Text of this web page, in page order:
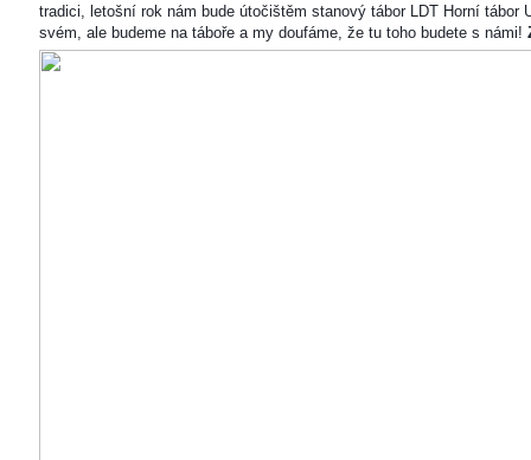
tradici, letošní rok nám bude útočištěm stanový tábor LDT Horní tábor
svém, ale budeme na táboře a my doufáme, že tu toho budete s námi!